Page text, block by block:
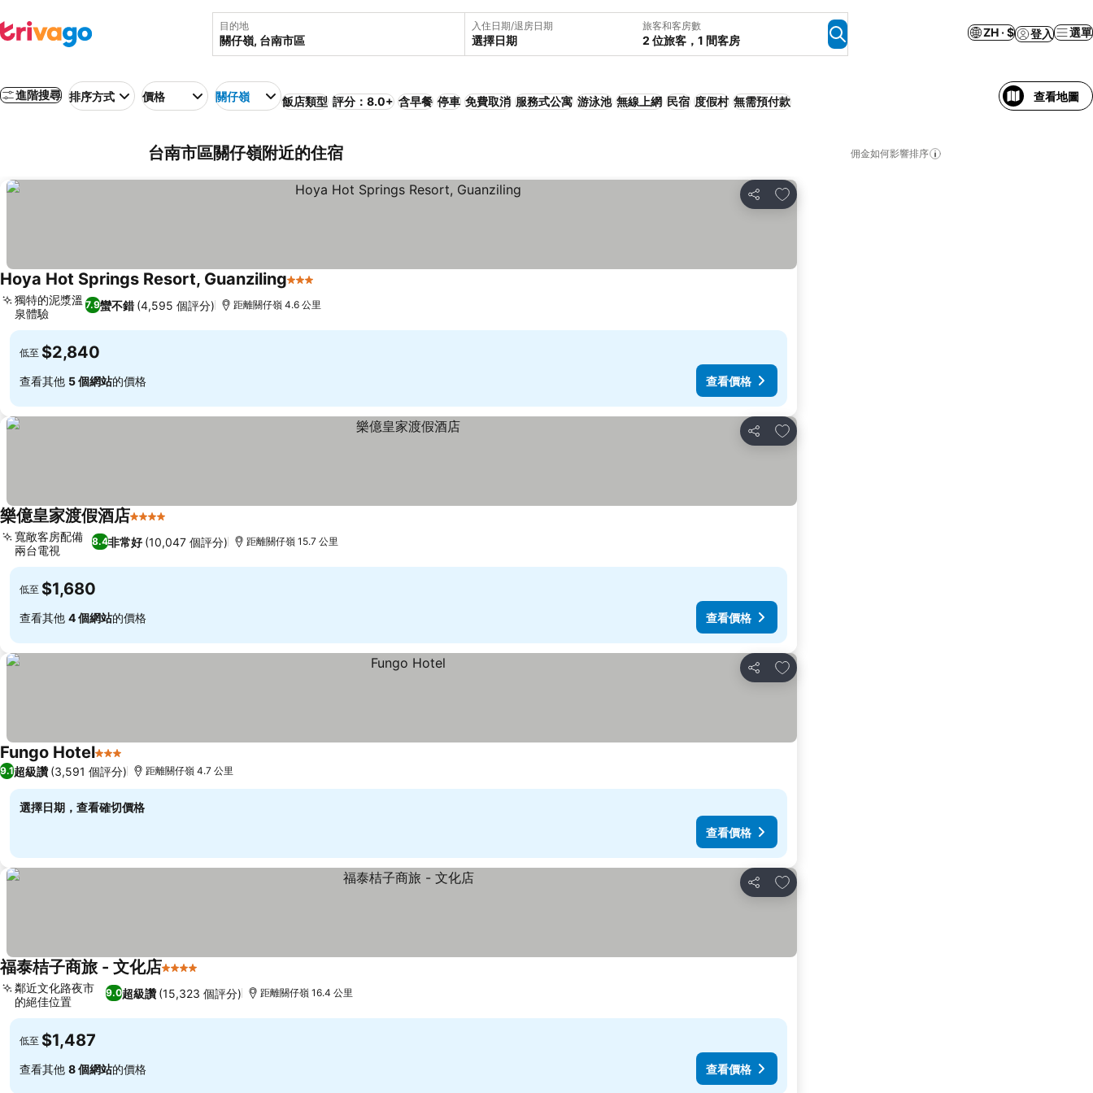
目的地 入住日期/退房日期
選擇日期
旅客和客房數
2 位旅客，1 間客房
ZH · $ 登入 選單
進階搜尋 排序方式 價格 關仔嶺 飯店類型 評分：8.0+ 含早餐 停車 免費取消 服務式公寓 游泳池 無線上網 民宿 度假村 無需預付款 查看地圖
台南市區關仔嶺附近的住宿 佣金如何影響排序
分享
加入我的最愛
Hoya Hot Springs Resort, Guanziling3 星級
7.9蠻不錯 (4,595 個評分)
獨特的泥漿溫
泉體驗
距離關仔嶺 4.6 公里
低至 $2,840
查看其他 5 個網站的價格 查看價格
分享
加入我的最愛
樂億皇家渡假酒店4 星級
8.4非常好 (10,047 個評分)
寬敞客房配備
兩台電視
距離關仔嶺 15.7 公里
低至 $1,680
查看其他 4 個網站的價格 查看價格
分享
加入我的最愛
Fungo Hotel3 星級 查看價格
9.1超級讚 (3,591 個評分) 距離關仔嶺 4.7 公里
選擇日期，查看確切價格
查看價格
分享
加入我的最愛
福泰桔子商旅 - 文化店4 星級
9.0超級讚 (15,323 個評分)
鄰近文化路夜市
的絕佳位置
距離關仔嶺 16.4 公里
低至 $1,487
查看其他 8 個網站的價格 查看價格